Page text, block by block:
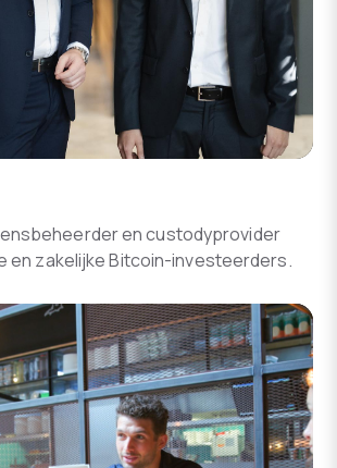
en custodyprovider
en zakelijke Bitcoin-investeerders.